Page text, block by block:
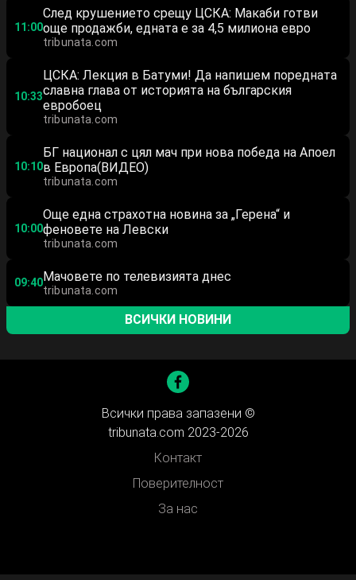
11:00
След крушението срещу ЦСКА: Макаби готви
още продажби, едната е за 4,5 милиона евро
tribunata.com
10:33
ЦСКА: Лекция в Батуми! Да напишем поредната
славна глава от историята на българския
евробоец
tribunata.com
10:10
БГ национал с цял мач при нова победа на Апоел
в Европа(ВИДЕО)
tribunata.com
10:00
Още една страхотна новина за „Герена“ и
феновете на Левски
tribunata.com
09:40Мачовете по телевизията днес
tribunata.com
ВСИЧКИ НОВИНИ
Всички права запазени ©
tribunata.com 2023-2026
Контакт
Поверителност
За нас